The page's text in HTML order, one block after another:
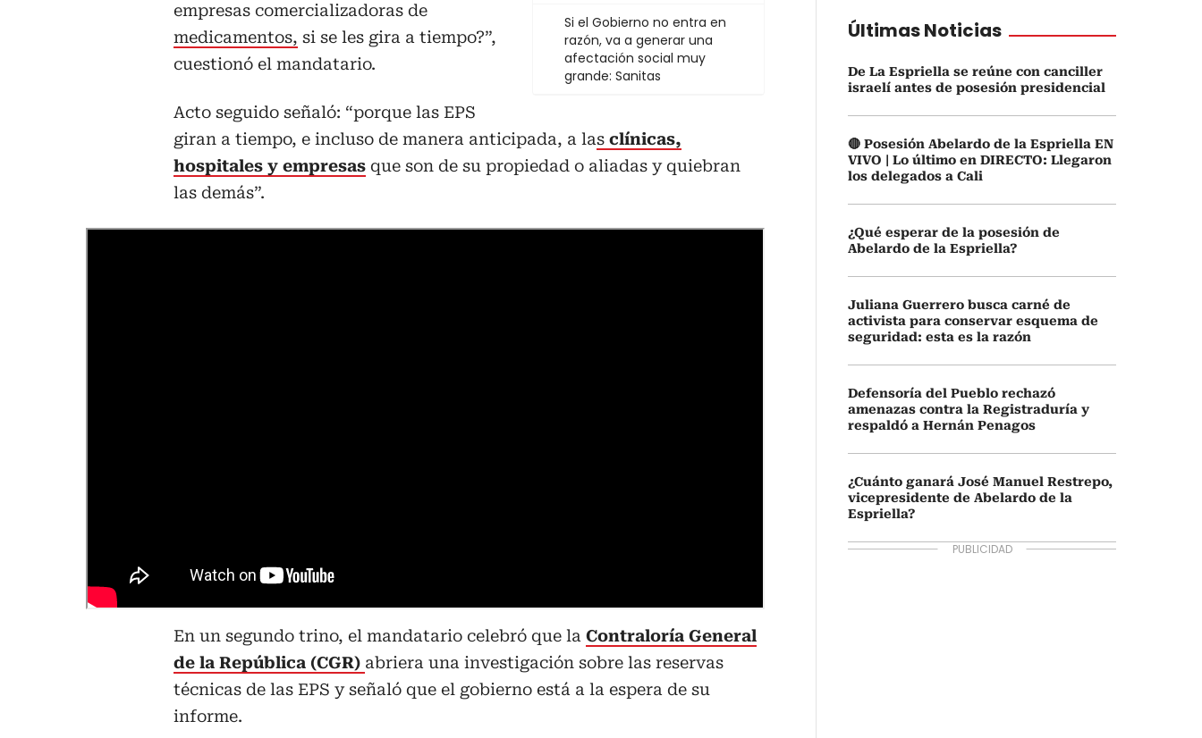
Si el Gobierno no entra en
razón, va a generar una
afectación social muy
grande: Sanitas
empresas comercializadoras de
medicamentos, si se les gira a tiempo?”,
cuestionó el mandatario.
Acto seguido señaló: “porque las EPS
giran a tiempo, e incluso de manera anticipada, a las clínicas,
hospitales y empresas que son de su propiedad o aliadas y quiebran
las demás”.
En un segundo trino, el mandatario celebró que la Contraloría General
de la República (CGR) abriera una investigación sobre las reservas
técnicas de las EPS y señaló que el gobierno está a la espera de su
informe.
Últimas Noticias
De La Espriella se reúne con canciller
israelí antes de posesión presidencial
🔴 Posesión Abelardo de la Espriella EN
VIVO | Lo último en DIRECTO: Llegaron
los delegados a Cali
¿Qué esperar de la posesión de
Abelardo de la Espriella?
Juliana Guerrero busca carné de
activista para conservar esquema de
seguridad: esta es la razón
Defensoría del Pueblo rechazó
amenazas contra la Registraduría y
respaldó a Hernán Penagos
¿Cuánto ganará José Manuel Restrepo,
vicepresidente de Abelardo de la
Espriella?